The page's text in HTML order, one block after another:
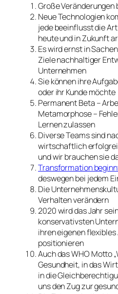
Große
Neue Technologien
jede beeinflusst die
heute und in Zukunft
Es wird ernst in
Ziele nachhaltiger
Unternehmen
Sie können ihre
oder ihr Kunde möchte
Permanent Beta –
Metamorphose –
Lernen zulassen
Diverse Teams sind
wirtschaftlich
und wir brauchen sie
Transformation
deswegen bei jedem
Die
Verhalten verändern
2020 wird das Jahr
konservativsten
ihren eigenen
positionieren
Auch das WHO Motto
Gesundheit, in das
in die
uns den Zug zur